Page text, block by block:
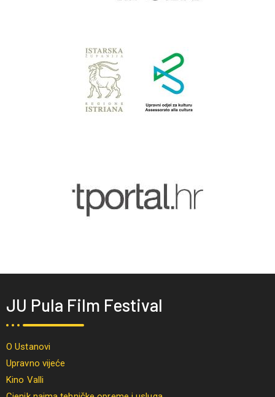
JU Pula Film Festival
O Ustanovi
Upravno vijeće
Kino Valli